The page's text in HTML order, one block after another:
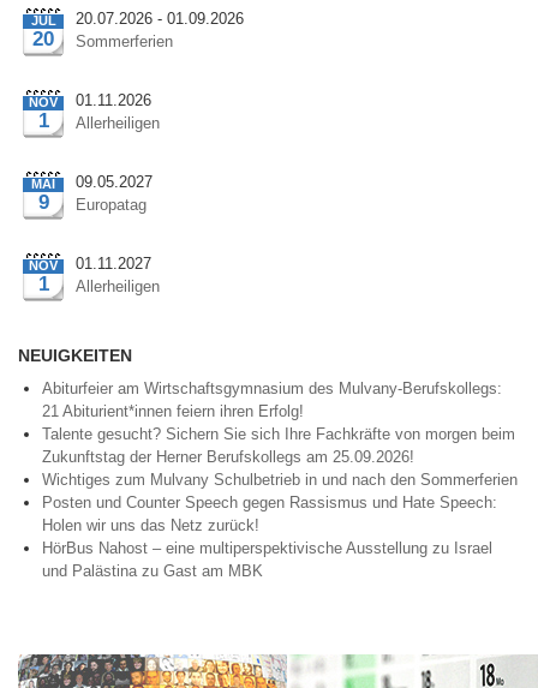
JUL
20
20.07.2026 - 01.09.2026
Sommerferien
NOV
1
01.11.2026
Allerheiligen
MAI
9
09.05.2027
Europatag
NOV
1
01.11.2027
Allerheiligen
NEUIGKEITEN
Abiturfeier am Wirtschaftsgymnasium des Mulvany-Berufskollegs:
21 Abiturient*innen feiern ihren Erfolg!
Talente gesucht? Sichern Sie sich Ihre Fachkräfte von morgen beim
Zukunftstag der Herner Berufskollegs am 25.09.2026!
Wichtiges zum Mulvany Schulbetrieb in und nach den Sommerferien
Posten und Counter Speech gegen Rassismus und Hate Speech:
Holen wir uns das Netz zurück!
HörBus Nahost – eine multiperspektivische Ausstellung zu Israel
und Palästina zu Gast am MBK